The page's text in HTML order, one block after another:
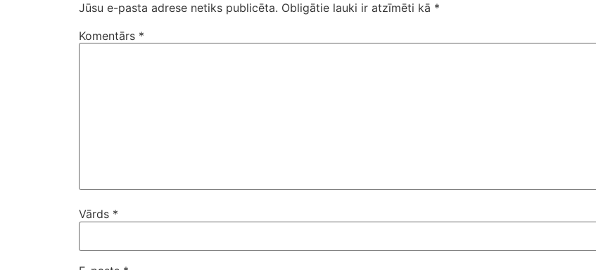
Jūsu e-pasta adrese netiks publicēta. Obligātie lauki ir atzīmēti kā *
Komentārs *
Vārds *